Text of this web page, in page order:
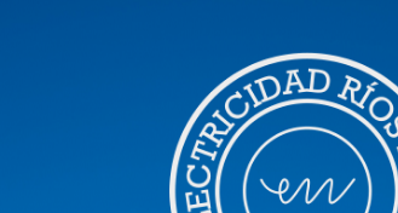
la
navegación
contenido